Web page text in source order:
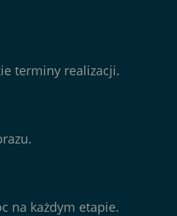
terminy realizacji.
na każdym etapie.